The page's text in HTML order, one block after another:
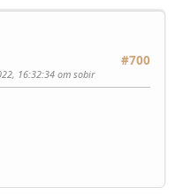
#700
16:32:34 от sobir